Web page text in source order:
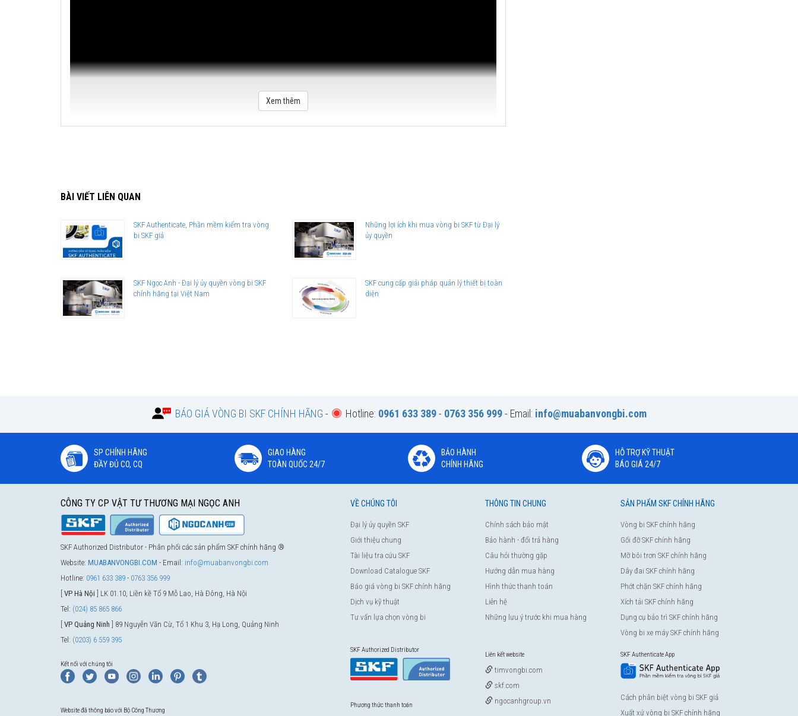
Giá bán và nơi bán Phớt chặn dầu SKF chính hãng uy tín
Để có báo giá Phớt SKF 28x45x8 HMSA10 RG tốt nhất, hãy liên hệ với
SKF Ngọc Anh - Đại lý ủy quyền SKF
Sản phẩm chính hãng, giao hàng toàn quốc
Xem thêm
BÀI VIẾT LIÊN QUAN
SKF Authenticate, Phần mềm kiểm tra vòng
bi SKF giả
Những lợi ích khi mua vòng bi SKF từ Đại lý
ủy quyền
SKF Ngọc Anh - Đại lý ủy quyền vòng bi SKF
chính hãng tại Việt Nam
SKF cung cấp giải pháp quản lý thiết bị toàn
diện
BÁO GIÁ VÒNG BI SKF CHÍNH HÃNG - Hotline: 0961 633 389- 0763 356 999- Email: info@muabanvongbi.com
SP CHÍNH HÃNG
ĐẦY ĐỦ CO, CQ
GIAO HÀNG
TOÀN QUỐC 24/7
BẢO HÀNH
CHÍNH HÃNG
HỖ TRỢ KỸ THUẬT
BÁO GIÁ 24/7
CÔNG TY CP VẬT TƯ THƯƠNG MẠI NGỌC ANH
SKF Authorized Distributor - Phân phối các sản phẩm SKF chính hãng ®
Website: MUABANVONGBI.COM - Email: info@muabanvongbi.com
Hotline: 0961 633 389 - 0763 356 999
VP Hà Nội ] LK 01.10, Liền kề Tổ 9 Mỗ Lao, Hà Đông, Hà Nội
Tel: (024) 85 865 866
VP Quảng Ninh ] 89 Nguyễn Văn Cừ, Tổ 1 Khu 3, Hạ Long, Quảng Ninh
Tel: (0203) 6 559 395
Kết nối với chúng tôi
Website đã thông báo với Bộ Công Thương
VỀ CHÚNG TÔI
Đại lý ủy quyền SKF
Giới thiệu chung
Tài liệu tra cứu SKF
Download Catalogue SKF
Báo giá vòng bi SKF chính hãng
Dịch vụ kỹ thuật
Tư vấn lựa chọn vòng bi
SKF Authorized Distributor
Phương thức thanh toán
THÔNG TIN CHUNG
Chính sách bảo mật
Bảo hành - đổi trả hàng
Câu hỏi thường gặp
Hướng dẫn mua hàng
Hình thức thanh toán
Liên hệ
Những lưu ý trước khi mua hàng
Liên kết website
timvongbi.com
skf.com
ngocanhgroup.vn
SẢN PHẨM SKF CHÍNH HÃNG
Vòng bi SKF chính hãng
Gối đỡ SKF chính hãng
Mỡ bôi trơn SKF chính hãng
Dây đai SKF chính hãng
Phớt chặn SKF chính hãng
Xích tải SKF chính hãng
Dụng cụ bảo trì SKF chính hãng
Vòng bi xe máy SKF chính hãng
SKF Authenticate App
Cách phân biệt vòng bi SKF giả
Xuất xứ vòng bi SKF chính hãng